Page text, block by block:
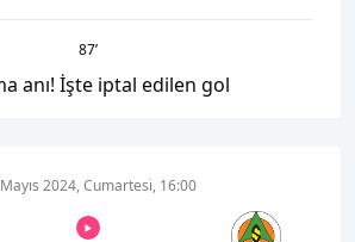
87’
anı! İşte iptal edilen gol
2024, Cumartesi, 16:00